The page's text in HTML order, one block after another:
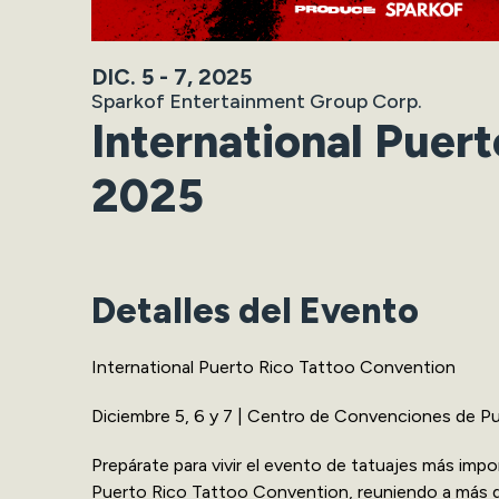
DIC. 5 - 7, 2025
Sparkof Entertainment Group Corp.
International
2025
Detalles del Evento
International Puerto Rico Tattoo Convention
Diciembre 5, 6 y 7 | Centro de Convenciones de
Prepárate para vivir el evento de tatuajes más
Puerto Rico Tattoo Convention, reuniendo a más